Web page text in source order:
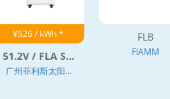
¥526 / kWh *
51.2V / FLA S...
广州菲利斯太阳...
FLB
FIAMM